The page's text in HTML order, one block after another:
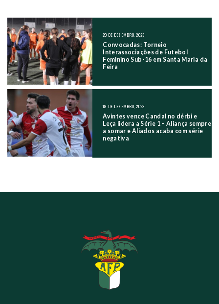
NAVEGAÇÃO NOS POSTS
20 DE DEZEMBRO, 2023
Convocadas: Torneio
Interassociações de Futebol
Feminino Sub-16 em Santa Maria da
Feira
18 DE DEZEMBRO, 2023
Avintes vence Candal no dérbi e
Leça lidera a Série 1 – Aliança sempre
a somar e Aliados acaba com série
negativa